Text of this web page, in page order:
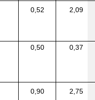
0,52 2,09
0,50 0,37
0,90 2,75